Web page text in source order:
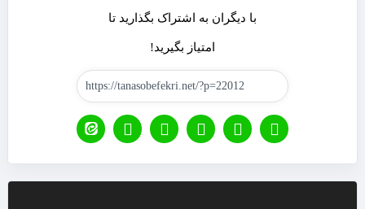
با دیگران به اشتراک بگذارید تا
امتیاز بگیرید!